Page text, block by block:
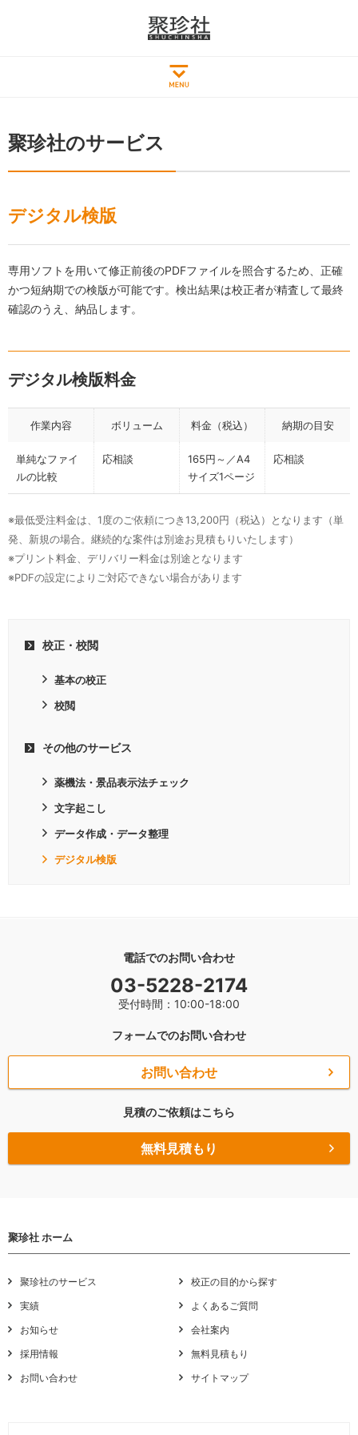
聚珍社のサービス
デジタル検版
専用ソフトを用いて修正前後のPDFファイルを照合するため、正確
かつ短納期での検版が可能です。検出結果は校正者が精査して最終
確認のうえ、納品します。
デジタル検版料金
作業内容 ボリューム 料金（税込） 納期の目安
単純なファイ
ルの比較
応相談
165円～／A4
サイズ1ページ
応相談
※最低受注料金は、1度のご依頼につき13,200円（税込）となります（単
発、新規の場合。継続的な案件は別途お見積もりいたします）
※プリント料金、デリバリー料金は別途となります
※PDFの設定によりご対応できない場合があります
校正・校閲
基本の校正
校閲
その他のサービス
薬機法・景品表示法チェック
文字起こし
データ作成・データ整理
デジタル検版
電話でのお問い合わせ
03-5228-2174
受付時間：10:00-18:00
フォームでのお問い合わせ
お問い合わせ
見積のご依頼はこちら
無料見積もり
聚珍社 ホーム
聚珍社のサービス
校正の目的から探す
実績
よくあるご質問
お知らせ
会社案内
採用情報
無料見積もり
お問い合わせ
サイトマップ